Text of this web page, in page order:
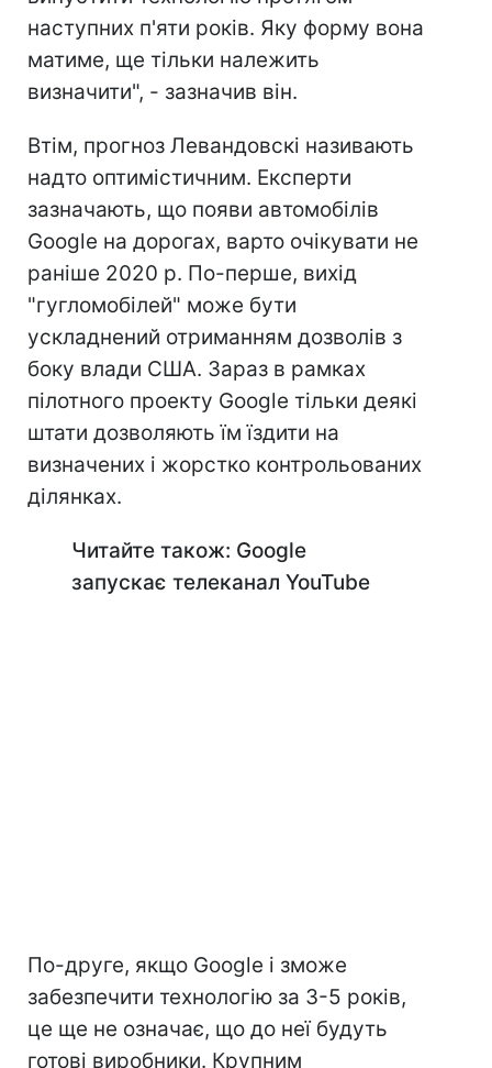
наступних п'яти років. Яку форму вона
матиме, ще тільки належить
визначити", - зазначив він.
Втім, прогноз Левандовскі називають
надто оптимістичним. Експерти
зазначають, що появи автомобілів
Google на дорогах, варто очікувати не
раніше 2020 р. По-перше, вихід
"гугломобілей" може бути
ускладнений отриманням дозволів з
боку влади США. Зараз в рамках
пілотного проекту Google тільки деякі
штати дозволяють їм їздити на
визначених і жорстко контрольованих
ділянках.
Читайте також: Google
запускає телеканал YouTube
По-друге, якщо Google і зможе
забезпечити технологію за 3-5 років,
це ще не означає, що до неї будуть
готові виробники. Крупним